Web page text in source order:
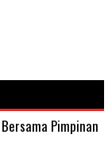
Pimpinan